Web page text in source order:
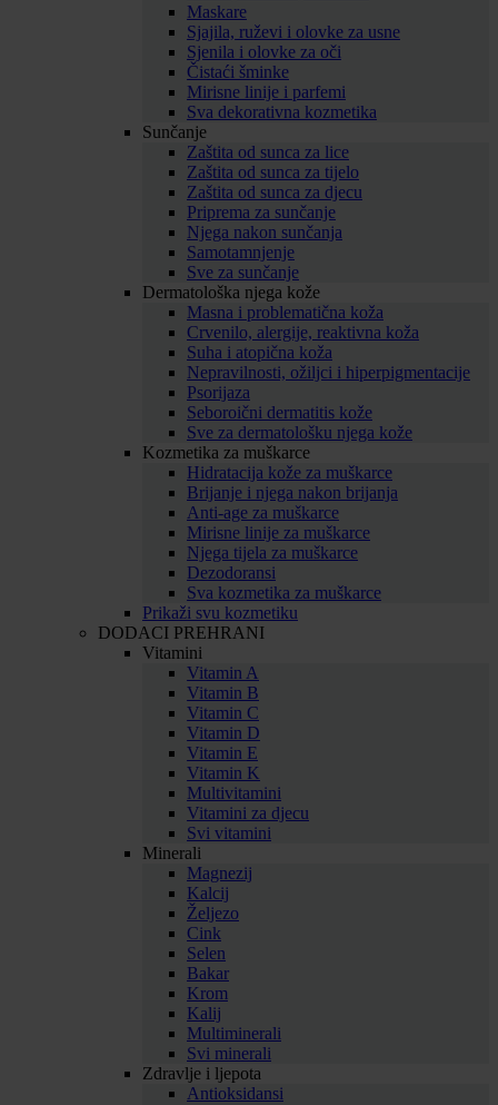
Maskare
Sjajila, ruževi i olovke za usne
Sjenila i olovke za oči
Čistaći šminke
Mirisne linije i parfemi
Sva dekorativna kozmetika
Sunčanje
Zaštita od sunca za lice
Zaštita od sunca za tijelo
Zaštita od sunca za djecu
Priprema za sunčanje
Njega nakon sunčanja
Samotamnjenje
Sve za sunčanje
Dermatološka njega kože
Masna i problematična koža
Crvenilo, alergije, reaktivna koža
Suha i atopična koža
Nepravilnosti, ožiljci i hiperpigmentacije
Psorijaza
Seboroični dermatitis kože
Sve za dermatološku njega kože
Kozmetika za muškarce
Hidratacija kože za muškarce
Brijanje i njega nakon brijanja
Anti-age za muškarce
Mirisne linije za muškarce
Njega tijela za muškarce
Dezodoransi
Sva kozmetika za muškarce
Prikaži svu kozmetiku
DODACI PREHRANI
Vitamini
Vitamin A
Vitamin B
Vitamin C
Vitamin D
Vitamin E
Vitamin K
Multivitamini
Vitamini za djecu
Svi vitamini
Minerali
Magnezij
Kalcij
Željezo
Cink
Selen
Bakar
Krom
Kalij
Multiminerali
Svi minerali
Zdravlje i ljepota
Antioksidansi